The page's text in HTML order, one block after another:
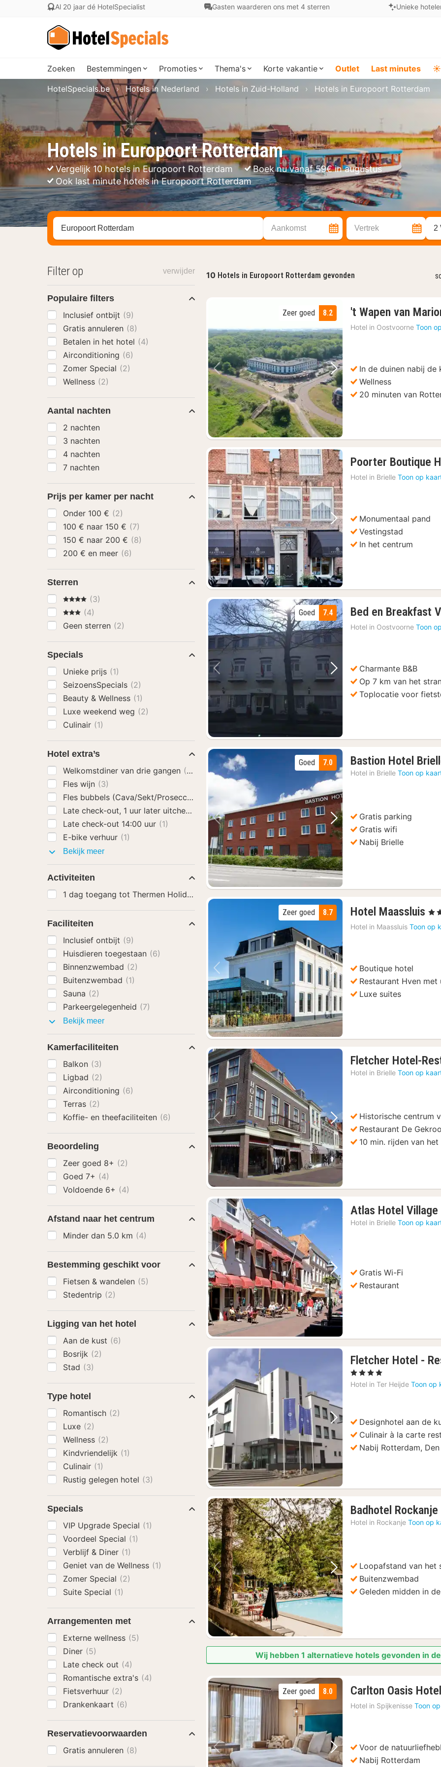
Al 20 jaar dé HotelSpecialist Gasten waarderen ons met 4 sterren Unieke
Zoeken Bestemmingen Promoties Thema's Korte vakantie Outlet Last minutes ☀️
Hotels in Europoort Rotterdam
Vergelijk 10 hotels in Europoort Rotterdam
Boek nu vanaf 59€ in augustus
Ook last minute hotels in Europoort Rotterdam
HotelSpecials.be Hotels in Nederland Hotels in Zuid-Holland Hotels in Europoort Rotterdam
Zoek op hotel, regio of stad Aankomst Vertrek 2
10 Hotels in Europoort Rotterdam gevonden
Vorige foto Volgende foto
8.2
Zeer goed 't Wapen van
Hotel in Oostvoorne Toon
In de duinen nabij de
Wellness
20 minuten van
Vorige foto Volgende foto
Poorter Boutique
Hotel in Brielle Toon op
Monumentaal pand
Vestingstad
In het centrum
Vorige foto Volgende foto
7.4
Goed Bed en Breakfast
Hotel in Oostvoorne Toon
Charmante B&B
Op 7 km van het
Toplocatie voor
Vorige foto Volgende foto
7.0
Goed Bastion Hotel
Hotel in Brielle Toon op
Gratis parking
Gratis wifi
Nabij Brielle
Vorige foto Volgende foto
8.7
Zeer goed Hotel Maassluis 1
, 4
Hotel in Maassluis Toon op
Boutique hotel
Restaurant Hven
Luxe suites
Vorige foto Volgende foto
Fletcher Hotel-
Hotel in Brielle Toon op
Historische centrum
Restaurant De
10 min. rijden van het
Vorige foto Volgende foto
Atlas Hotel Village
Hotel in Brielle Toon op
Gratis Wi-Fi
Restaurant
Vorige foto Volgende foto
Fletcher Hotel -
, 4 Sterren
Hotel in Ter Heijde Toon op
Designhotel aan de
Culinair à la carte
Nabij Rotterdam,
Vorige foto Volgende foto
Badhotel Rockanje
Hotel in Rockanje Toon op
Loopafstand van het
Buitenzwembad
Geleden midden in
Wij hebben 1 alternatieve hotels gevonden in
Vorige foto Volgende foto
8.0
Zeer goed Carlton Oasis Hotel
Hotel in Spijkenisse Toon
Voor de
Nabij Rotterdam
Filter op verwijder
Populaire filters
Inclusief ontbijt (9)
Gratis annuleren (8)
Betalen in het hotel (4)
Airconditioning (6)
Zomer Special (2)
Wellness (2)
Aantal nachten
2 nachten
3 nachten
4 nachten
7 nachten
Prijs per kamer per nacht
Onder 100 € (2)
100 € naar 150 € (7)
150 € naar 200 € (8)
200 € en meer (6)
Sterren
4 Sterren
(3)
3 Sterren
(4)
Geen sterren (2)
Specials
Unieke prijs (1)
SeizoensSpecials (2)
Beauty & Wellness (1)
Luxe weekend weg (2)
Culinair (1)
Hotel extra’s
Welkomstdiner van drie gangen (3)
Fles wijn (3)
Fles bubbels (Cava/Sekt/Prosecco)
(3)
Late check-out, 1 uur later uitchecken
(1)
Late check-out 14:00 uur (1)
E-bike verhuur (1)
Bekijk meerHotel
Activiteiten
1 dag toegang tot Thermen Holiday
Faciliteiten
Inclusief ontbijt (9)
Huisdieren toegestaan (6)
Binnenzwembad (2)
Buitenzwembad (1)
Sauna (2)
Parkeergelegenheid (7)
Bekijk meerFaciliteiten
Kamerfaciliteiten
Balkon (3)
Ligbad (2)
Airconditioning (6)
Terras (2)
Koffie- en theefaciliteiten (6)
Beoordeling
Zeer goed 8+ (2)
Goed 7+ (4)
Voldoende 6+ (4)
Afstand naar het centrum
Minder dan 5.0 km (4)
Bestemming geschikt voor
Fietsen & wandelen (5)
Stedentrip (2)
Ligging van het hotel
Aan de kust (6)
Bosrijk (2)
Stad (3)
Type hotel
Romantisch (2)
Luxe (2)
Wellness (2)
Kindvriendelijk (1)
Culinair (1)
Rustig gelegen hotel (3)
Specials
VIP Upgrade Special (1)
Voordeel Special (1)
Verblijf & Diner (1)
Geniet van de Wellness (1)
Zomer Special (2)
Suite Special (1)
Arrangementen met
Externe wellness (5)
Diner (5)
Late check out (4)
Romantische extra's (4)
Fietsverhuur (2)
Drankenkaart (6)
Reservatievoorwaarden
Gratis annuleren (8)